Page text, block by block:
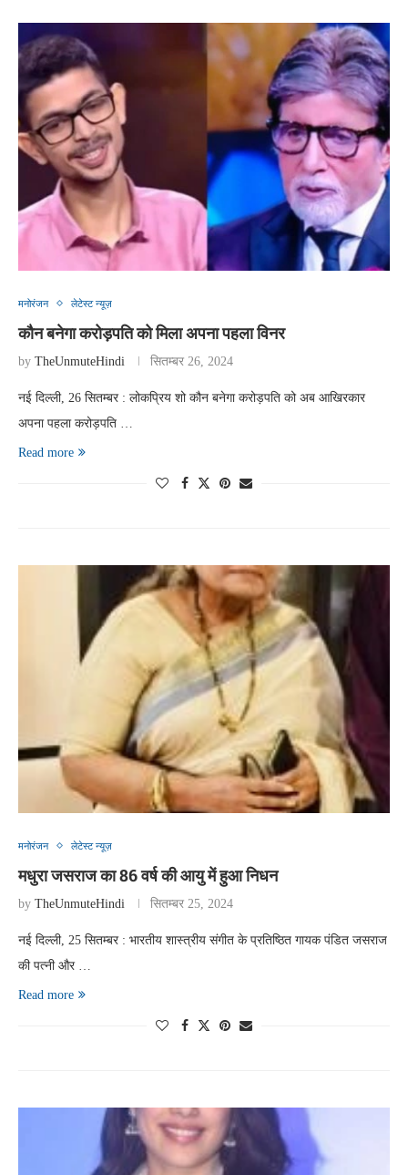
मनोरंजन लेटेस्ट न्यूज़
कौन बनेगा करोड़पति को मिला अपना पहला विनर
by TheUnmuteHindi सितम्बर 26, 2024
नई दिल्ली, 26 सितम्बर : लोकप्रिय शो कौन बनेगा करोड़पति को अब आखिरकार
अपना पहला करोड़पति …
Read more
मनोरंजन लेटेस्ट न्यूज़
मधुरा जसराज का 86 वर्ष की आयु में हुआ निधन
by TheUnmuteHindi सितम्बर 25, 2024
नई दिल्ली, 25 सितम्बर : भारतीय शास्त्रीय संगीत के प्रतिष्ठित गायक पंडित जसराज
की पत्नी और …
Read more